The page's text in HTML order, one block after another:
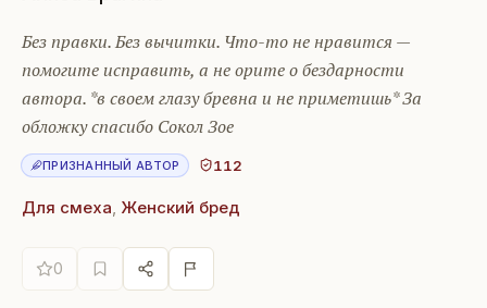
Без правки. Без вычитки. Что-то не нравится —
помогите исправить, а не орите о бездарности
автора. *в своем глазу бревна и не приметишь* За
обложку спасибо Сокол Зое
ПРИЗНАННЫЙ АВТОР 112
Для смеха, Женский бред
0